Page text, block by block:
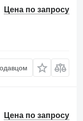
Цена по запросу
Цена по запросу